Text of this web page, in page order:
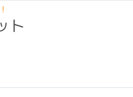
ト